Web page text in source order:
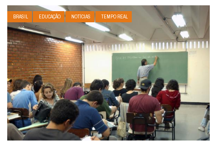
BRASIL EDUCAÇÃO NOTÍCIAS TEMPO REAL